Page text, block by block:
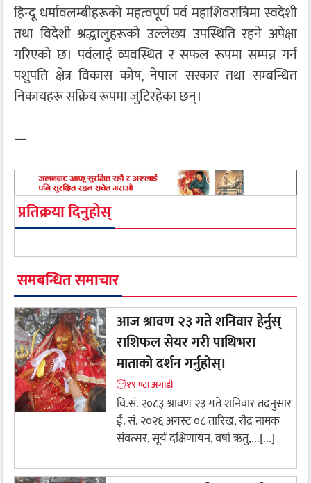
हिन्दू धर्मावलम्बीहरूको महत्वपूर्ण पर्व महाशिवरात्रिमा स्वदेशी
तथा विदेशी श्रद्धालुहरूको उल्लेख्य उपस्थिति रहने अपेक्षा
गरिएको छ। पर्वलाई व्यवस्थित र सफल रूपमा सम्पन्न गर्न
पशुपति क्षेत्र विकास कोष, नेपाल सरकार तथा सम्बन्धित
निकायहरू सक्रिय रूपमा जुटिरहेका छन्।
—
प्रतिक्रया दिनुहोस्
समबन्धित समाचार
आज श्रावण २३ गते शनिवार हेर्नुस्
राशिफल सेयर गरी पाथिभरा
माताको दर्शन गर्नुहोस्।
१९ ण्टा अगाडी
वि.सं. २०८३ श्रावण २३ गते शनिवार तदनुसार
ई. सं. २०२६ अगस्ट ०८ तारिख, रौद्र नामक
संवत्सर, सूर्य दक्षिणायन, वर्षा ऋतु,...[...]